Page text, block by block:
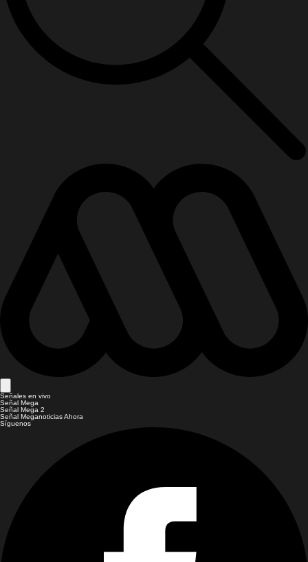
Señales en vivo
Señal Mega
Señal Mega 2
Señal Meganoticias Ahora
Síguenos